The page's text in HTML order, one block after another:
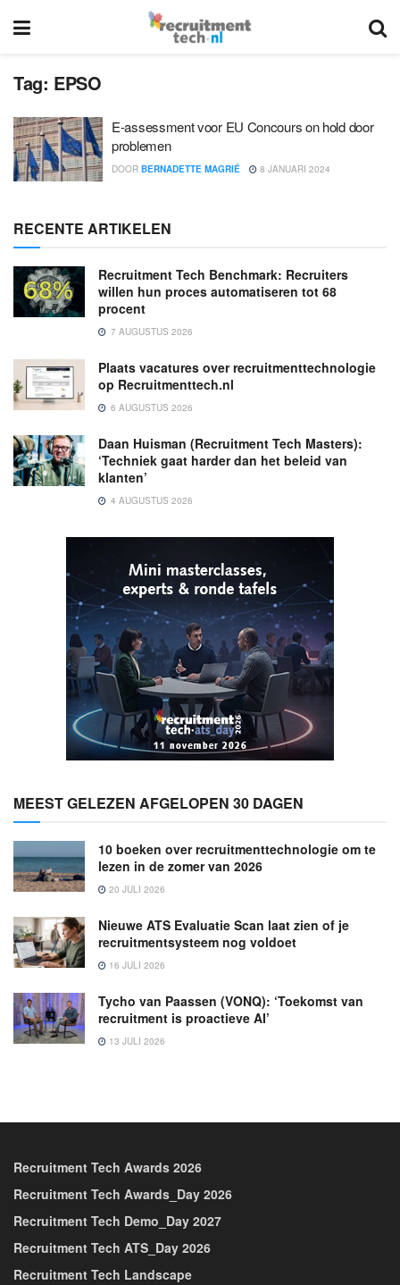
Tag: EPSO
E-assessment voor EU Concours on hold door
problemen
DOOR BERNADETTE MAGRIÉ 8 JANUARI 2024
RECENTE ARTIKELEN
Recruitment Tech Benchmark: Recruiters
willen hun proces automatiseren tot 68
procent
7 AUGUSTUS 2026
Plaats vacatures over recruitmenttechnologie
op Recruitmenttech.nl
6 AUGUSTUS 2026
Daan Huisman (Recruitment Tech Masters):
‘Techniek gaat harder dan het beleid van
klanten’
4 AUGUSTUS 2026
MEEST GELEZEN AFGELOPEN 30 DAGEN
10 boeken over recruitmenttechnologie om te
lezen in de zomer van 2026
20 JULI 2026
Nieuwe ATS Evaluatie Scan laat zien of je
recruitmentsysteem nog voldoet
16 JULI 2026
Tycho van Paassen (VONQ): ‘Toekomst van
recruitment is proactieve AI’
13 JULI 2026
Recruitment Tech Awards 2026
Recruitment Tech Awards_Day 2026
Recruitment Tech Demo_Day 2027
Recruitment Tech ATS_Day 2026
Recruitment Tech Landscape